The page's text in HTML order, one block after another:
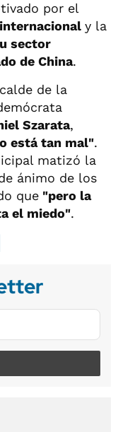
por el
y la
sector
de China.
de la
Szarata,
está tan mal".
matizó la
ánimo de los
que "pero la
el miedo".